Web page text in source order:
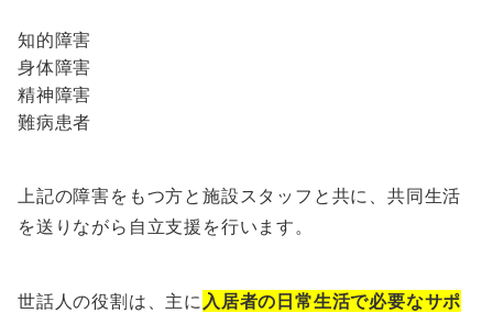
知的障害
身体障害
精神障害
難病患者
上記の障害をもつ方と施設スタッフと共に、共同生活
を送りながら自立支援を行います。
世話人の役割は、主に 入居者の日常生活で必要なサポ